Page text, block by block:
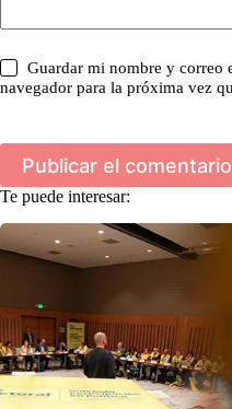
Guardar mi nombre y correo
navegador para la próxima vez
Publicar el comentario
Te puede interesar: